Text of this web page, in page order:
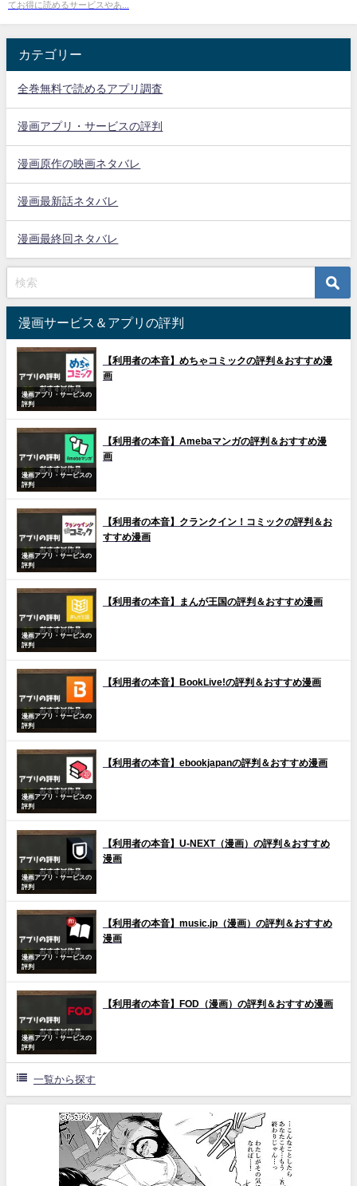
てお得に読めるサービスやあ...
カテゴリー
全巻無料で読めるアプリ調査
漫画アプリ・サービスの評判
漫画原作の映画ネタバレ
漫画最新話ネタバレ
漫画最終回ネタバレ
漫画サービス＆アプリの評判
漫画アプリ・サービスの
評判
【利用者の本音】めちゃコミックの評判＆おすすめ漫
画
漫画アプリ・サービスの
評判
【利用者の本音】Amebaマンガの評判＆おすすめ漫
画
漫画アプリ・サービスの
評判
【利用者の本音】クランクイン！コミックの評判＆お
すすめ漫画
漫画アプリ・サービスの
評判
【利用者の本音】まんが王国の評判＆おすすめ漫画
漫画アプリ・サービスの
評判
【利用者の本音】BookLive!の評判＆おすすめ漫画
漫画アプリ・サービスの
評判
【利用者の本音】ebookjapanの評判＆おすすめ漫画
漫画アプリ・サービスの
評判
【利用者の本音】U-NEXT（漫画）の評判＆おすすめ
漫画
漫画アプリ・サービスの
評判
【利用者の本音】music.jp（漫画）の評判＆おすすめ
漫画
漫画アプリ・サービスの
評判
【利用者の本音】FOD（漫画）の評判＆おすすめ漫画
一覧から探す